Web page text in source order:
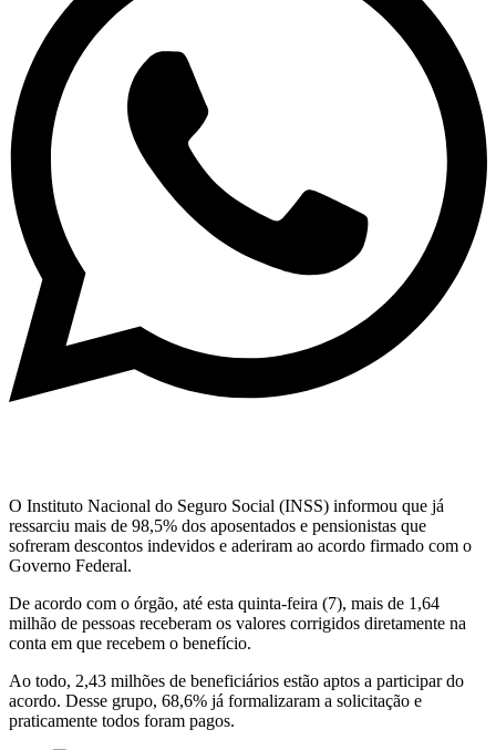
O Instituto Nacional do Seguro Social (INSS) informou que já
ressarciu mais de 98,5% dos aposentados e pensionistas que
sofreram descontos indevidos e aderiram ao acordo firmado com o
Governo Federal.
De acordo com o órgão, até esta quinta-feira (7), mais de 1,64
milhão de pessoas receberam os valores corrigidos diretamente na
conta em que recebem o benefício.
Ao todo, 2,43 milhões de beneficiários estão aptos a participar do
acordo. Desse grupo, 68,6% já formalizaram a solicitação e
praticamente todos foram pagos.